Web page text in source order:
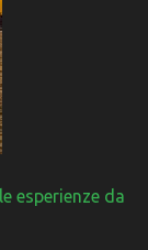
esperienze da